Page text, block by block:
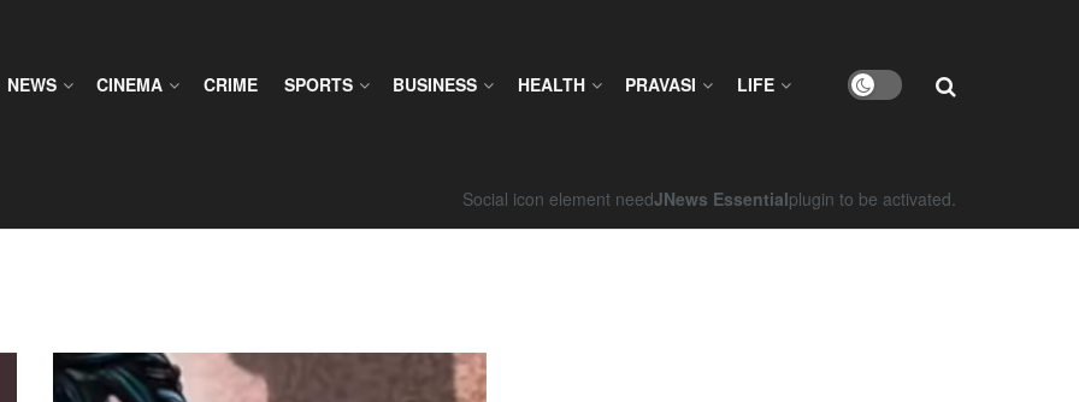
NEWS CINEMA CRIME SPORTS BUSINESS HEALTH PRAVASI LIFE
Social icon element needJNews Essentialplugin to be activated.